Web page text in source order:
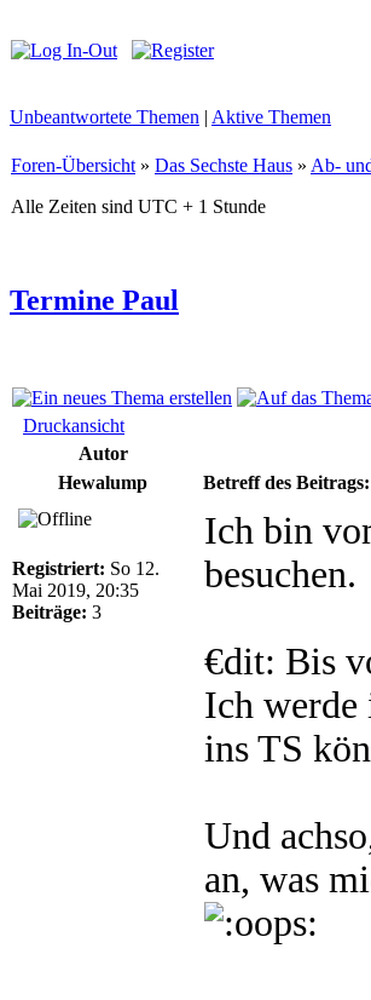
Unbeantwortete Themen | Aktive Themen
Foren-Übersicht » Das Sechste Haus » Ab-
Alle Zeiten sind UTC + 1 Stunde
Termine Paul
Druckansicht
Autor
Hewalump
Betreff des Beitrags:
Registriert: So 12.
Mai 2019, 20:35
Beiträge: 3
Ich bin
besuchen.
€dit: Bis
Ich werde
ins TS
Und
an, was